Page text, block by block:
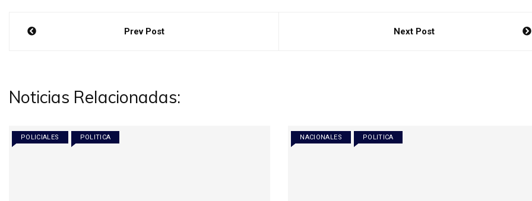
Navegación
Prev Post Next Post
Noticias Relacionadas:
POLICIALES POLITICA NACIONALES POLITICA